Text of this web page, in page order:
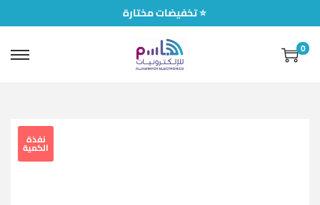
تخفيضات مختارة ⭐
0
نفذة
الكمية